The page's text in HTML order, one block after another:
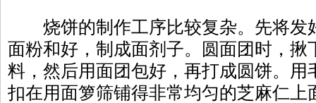
烧饼的制作工序比较复杂。先将发
面粉和好，制成面剂子。圆面团时，揪
料，然后用面团包好，再打成圆饼。用
扣在用面箩筛铺得非常均匀的芝麻仁上